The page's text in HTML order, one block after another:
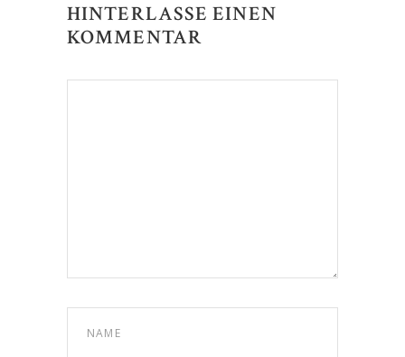
HINTERLASSE EINEN
KOMMENTAR